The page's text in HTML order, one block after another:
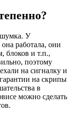
шумка. У
работала, они
блоков и т.п.,
поэтому
на сигналку и
на скрипы
в
можно сделать